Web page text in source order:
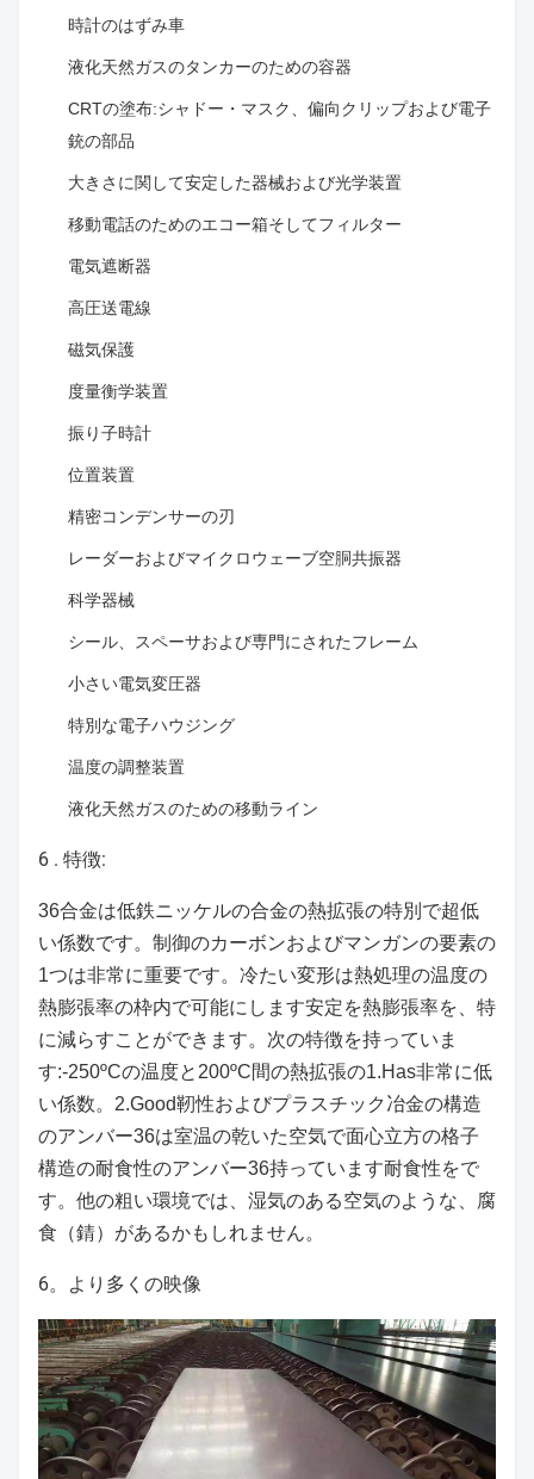
時計のはずみ車
液化天然ガスのタンカーのための容器
CRTの塗布:シャドー・マスク、偏向クリップおよび電子
銃の部品
大きさに関して安定した器械および光学装置
移動電話のためのエコー箱そしてフィルター
電気遮断器
高圧送電線
磁気保護
度量衡学装置
振り子時計
位置装置
精密コンデンサーの刃
レーダーおよびマイクロウェーブ空胴共振器
科学器械
シール、スペーサおよび専門にされたフレーム
小さい電気変圧器
特別な電子ハウジング
温度の調整装置
液化天然ガスのための移動ライン
6 . 特徴:
36合金は低鉄ニッケルの合金の熱拡張の特別で超低
い係数です。制御のカーボンおよびマンガンの要素の
1つは非常に重要です。冷たい変形は熱処理の温度の
熱膨張率の枠内で可能にします安定を熱膨張率を、特
に減らすことができます。次の特徴を持っていま
す:-250ºCの温度と200ºC間の熱拡張の1.Has非常に低
い係数。2.Good靭性およびプラスチック冶金の構造
のアンバー36は室温の乾いた空気で面心立方の格子
構造の耐食性のアンバー36持っています耐食性をで
す。他の粗い環境では、湿気のある空気のような、腐
食（錆）があるかもしれません。
6。より多くの映像